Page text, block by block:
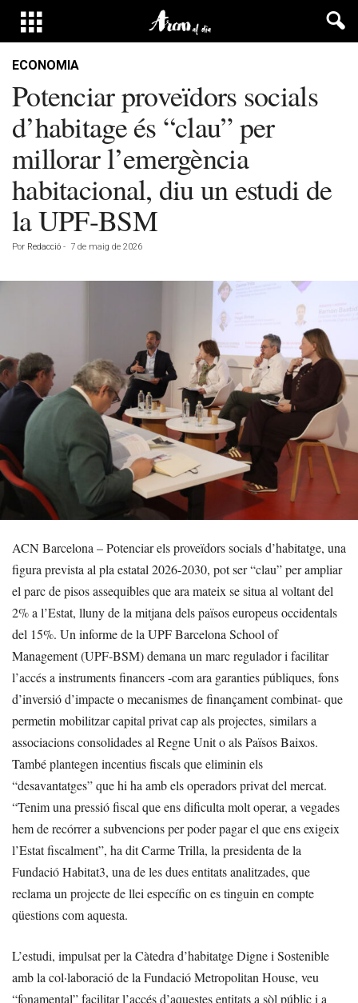
ECONOMIA
Potenciar proveïdors socials
d’habitage és “clau” per
millorar l’emergència
habitacional, diu un estudi de
la UPF-BSM
Por Redacció - 7 de maig de 2026
ACN Barcelona – Potenciar els proveïdors socials d’habitatge, una
figura prevista al pla estatal 2026-2030, pot ser “clau” per ampliar
el parc de pisos assequibles que ara mateix se situa al voltant del
2% a l’Estat, lluny de la mitjana dels països europeus occidentals
del 15%. Un informe de la UPF Barcelona School of
Management (UPF-BSM) demana un marc regulador i facilitar
l’accés a instruments financers -com ara garanties públiques, fons
d’inversió d’impacte o mecanismes de finançament combinat- que
permetin mobilitzar capital privat cap als projectes, similars a
associacions consolidades al Regne Unit o als Països Baixos.
També plantegen incentius fiscals que eliminin els
“desavantatges” que hi ha amb els operadors privat del mercat.
“Tenim una pressió fiscal que ens dificulta molt operar, a vegades
hem de recórrer a subvencions per poder pagar el que ens exigeix
l’Estat fiscalment”, ha dit Carme Trilla, la presidenta de la
Fundació Habitat3, una de les dues entitats analitzades, que
reclama un projecte de llei específic on es tinguin en compte
qüestions com aquesta.
L’estudi, impulsat per la Càtedra d’habitatge Digne i Sostenible
amb la col·laboració de la Fundació Metropolitan House, veu
“fonamental” facilitar l’accés d’aquestes entitats a sòl públic i a